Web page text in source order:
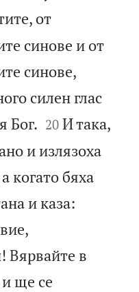
от
синове и от
синове,
силен глас
Бог. 

20 И така,
и излязоха
когато бяха
и каза:
Вярвайте в
ще се